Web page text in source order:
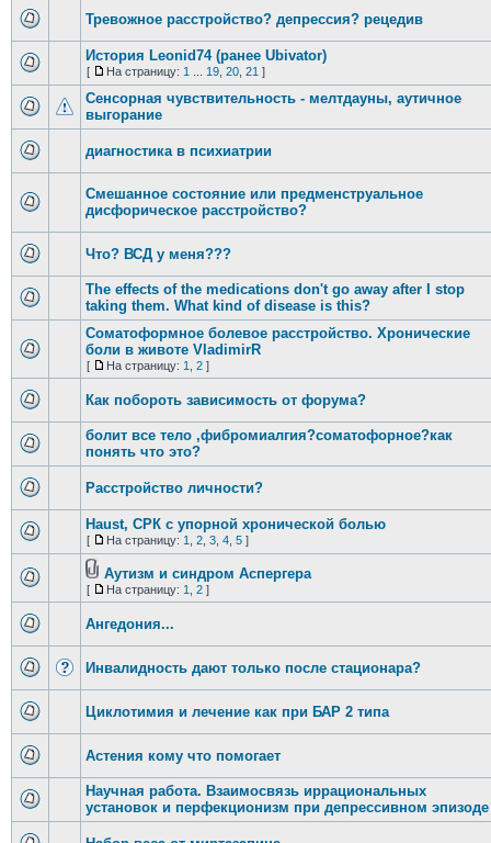
Тревожное расстройство? депрессия? рецедив
История Leonid74 (ранее Ubivator)
[ На страницу: 1 19, 20, 21 ]
Сенсорная чувствительность - мелтдауны, аутичное
выгорание
диагностика в психиатрии
Смешанное состояние или предменструальное
дисфорическое расстройство?
Что? ВСД у меня???
The effects of the medications don't go away after I stop
taking them. What kind of disease is this?
Соматоформное болевое расстройство. Хронические
боли в животе VladimirR
[ На страницу: 1 2]
Как побороть зависимость от форума?
болит все тело ,фибромиалгия?соматофорное?как
понять что это?
Расстройство личности?
Haust, СРК с упорной хронической болью
[ На страницу: 1 2, 3, 4, 5]
Аутизм и синдром Аспергера
[ На страницу: 1 2]
Ангедония...
Инвалидность дают только после стационара?
Циклотимия и лечение как при БАР 2 типа
Астения кому что помогает
Научная работа. Взаимосвязь иррациональных
установок и перфекционизм при депрессивном эпизоде